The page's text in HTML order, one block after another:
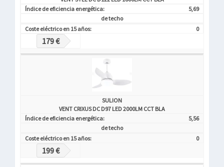
Índice de eficiencia energética:
5,69
de techo
Coste eléctrico en 15 años:
0
179 €
SULION
VENT CRIXUS DC D97 LED 2000LM CCT BLA
Índice de eficiencia energética:
5,56
de techo
Coste eléctrico en 15 años:
0
199 €